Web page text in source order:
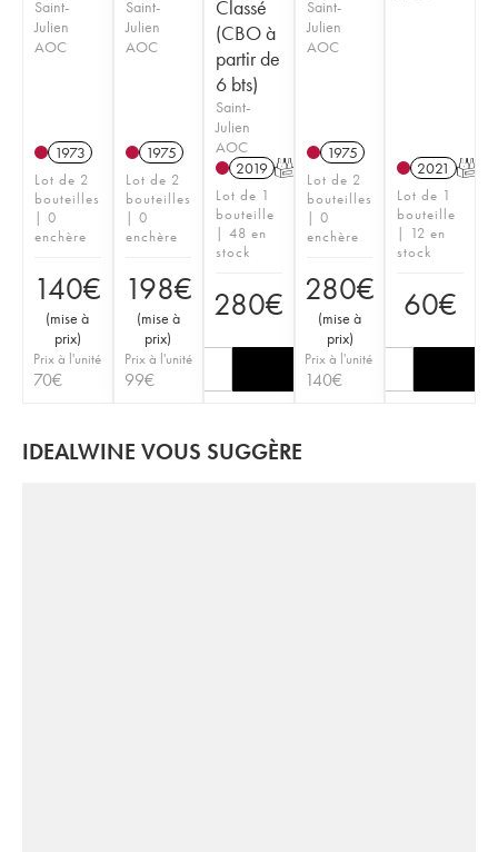
Saint-
Julien
AOC
1973
Lot de 2
bouteilles
| 0
enchère
140€
(mise à
prix)
Prix à l'unité
70€
Saint-
Julien
AOC
1975
Lot de 2
bouteilles
| 0
enchère
198€
(mise à
prix)
Prix à l'unité
99€
Classé
(CBO à
partir de
6 bts)
Saint-
Julien
AOC
2019 T
Lot de 1
bouteille
| 48 en
stock
280€
Saint-
Julien
AOC
1975
Lot de 2
bouteilles
| 0
enchère
280€
(mise à
prix)
Prix à l'unité
140€
2021 T
Lot de 1
bouteille
| 12 en
stock
60€
IDEALWINE VOUS SUGGÈRE